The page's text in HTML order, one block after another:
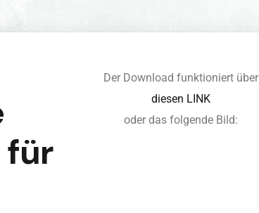
für
Der Download funktioniert über
diesen LINK
oder das folgende Bild: